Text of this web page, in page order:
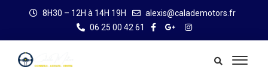
8H30 – 12H à 14H 19H
alexis@calademotors.fr
06 25 00 42 61